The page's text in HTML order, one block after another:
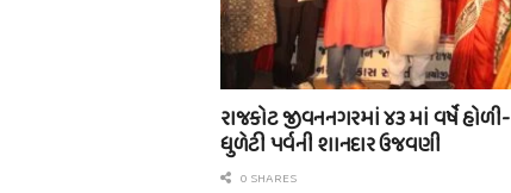
રાજકોટ જીવનનગરમાં ૪૩ માં વર્ષે હોળી-
ધુળેટી પર્વની શાનદાર ઉજવણી
0 SHARES